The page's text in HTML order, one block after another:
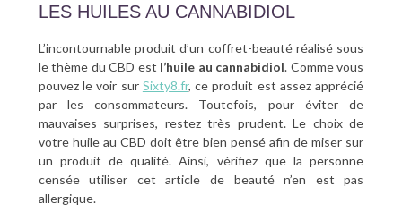
LES HUILES AU CANNABIDIOL
L’incontournable produit d’un coffret-beauté réalisé sous
le thème du CBD est l’huile au cannabidiol. Comme vous
pouvez le voir sur Sixty8.fr, ce produit est assez apprécié
par les consommateurs. Toutefois, pour éviter de
mauvaises surprises, restez très prudent. Le choix de
votre huile au CBD doit être bien pensé afin de miser sur
un produit de qualité. Ainsi, vérifiez que la personne
censée utiliser cet article de beauté n’en est pas
allergique.